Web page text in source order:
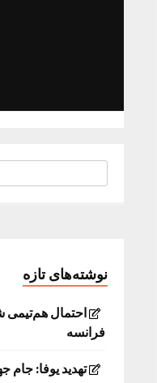
نوشته‌های تازه
احتمال
فرانسه
تهدید یوفا: جام